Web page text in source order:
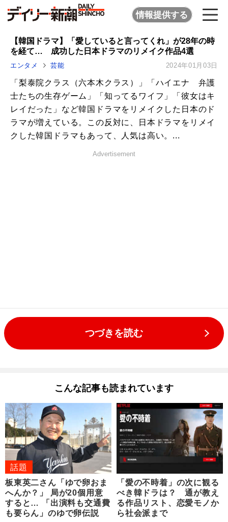
情報提供する
【韓国ドラマ】「愛していると言ってくれ」が28年の時
を経て… 成功した日本ドラマのリメイク作品4選
エンタメ 芸能 2024年01月03日
「梨泰院クラス（六本木クラス）」「ハイエナ 弁護
士たちの生存ゲーム」「知ってるワイフ」「彼女はキ
レイだった」など韓国ドラマをリメイクした日本のド
ラマが増えている。この反対に、日本ドラマをリメイ
クした韓国ドラマもあって、人気は高い。...
Advertisement
つづきを読む
こんな記事も読まれています
話題
板東英二さん「ゆで卵おま
へんか？」 局が20個用意
すると… 「出演料も交通費
も要らん」のゆで卵伝説
「愛の不時着」の次に観る
べき韓ドラは？ 通が教え
る作品リスト、恋愛モノか
ら社会派まで